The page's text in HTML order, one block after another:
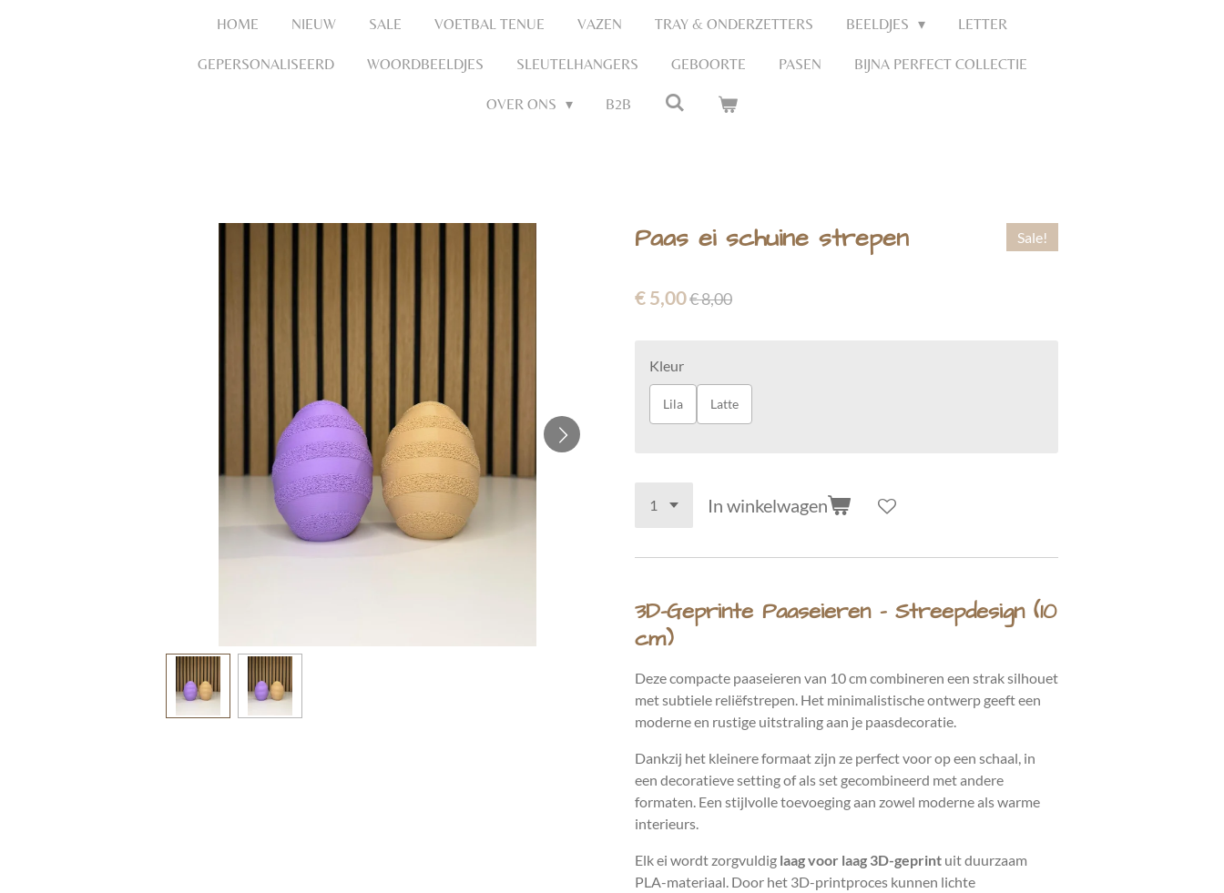
HOME NIEUW SALE VOETBAL TENUE VAZEN TRAY & ONDERZETTERS BEELDJES LETTER
GEPERSONALISEERD WOORDBEELDJES SLEUTELHANGERS GEBOORTE PASEN BIJNA PERFECT COLLECTIE
OVER ONS B2B
Paas ei schuine strepen Sale!
€ 5,00€ 8,00
Kleur
Lila Latte
In winkelwagen
3D-Geprinte Paaseieren – Streepdesign (10
cm)
Deze compacte paaseieren van 10 cm combineren een strak silhouet
met subtiele reliëfstrepen. Het minimalistische ontwerp geeft een
moderne en rustige uitstraling aan je paasdecoratie.
Dankzij het kleinere formaat zijn ze perfect voor op een schaal, in
een decoratieve setting of als set gecombineerd met andere
formaten. Een stijlvolle toevoeging aan zowel moderne als warme
interieurs.
Elk ei wordt zorgvuldig laag voor laag 3D-geprint uit duurzaam
PLA-materiaal. Door het 3D-printproces kunnen lichte